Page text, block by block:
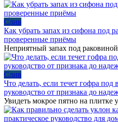
Слив
Как убрать запах из сифона под
проверенные приёмы
Неприятный запах под раковиной
Слив
Что делать, если течет гофра под
руководство от признака до
Увидеть мокрое пятно на